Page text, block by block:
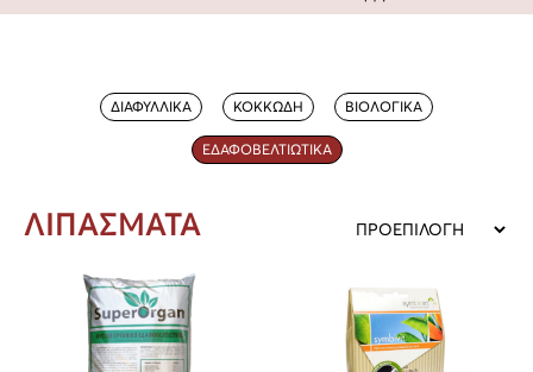
ΔΙΑΦΥΛΛΙΚΑ ΚΟΚΚΩΔΗ ΒΙΟΛΟΓΙΚΑ
ΕΔΑΦΟΒΕΛΤΙΩΤΙΚΑ
ΛΙΠΑΣΜΑΤΑ